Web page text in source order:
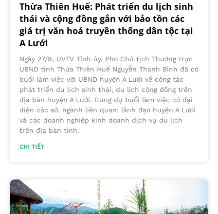
Thừa Thiên Huế: Phát triển du lịch sinh
thái và cộng đồng gắn với bảo tồn các
giá trị văn hoá truyền thống dân tộc tại
A Lưới
Ngày 27/9, UVTV Tỉnh ủy, Phó Chủ tịch Thường trực
UBND tỉnh Thừa Thiên Huế Nguyễn Thanh Bình đã có
buổi làm việc với UBND huyện A Lưới về công tác
phát triển du lịch sinh thái, du lịch cộng đồng trên
địa bàn huyện A Lưới. Cùng dự buổi làm việc có đại
diện các sở, ngành liên quan; lãnh đạo huyện A Lưới
và các doanh nghiệp kinh doanh dịch vụ du lịch
trên địa bàn tỉnh.
CHI TIẾT